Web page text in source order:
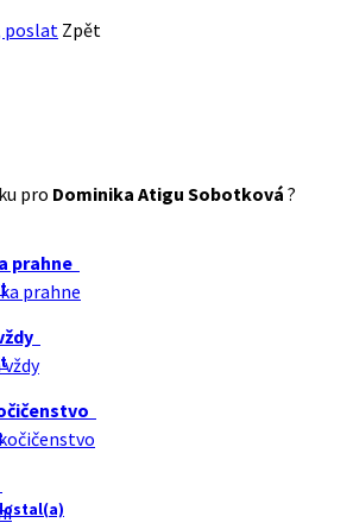
poslat Zpět
pro Dominika Atigu Sobotková ?
prahne
prahne